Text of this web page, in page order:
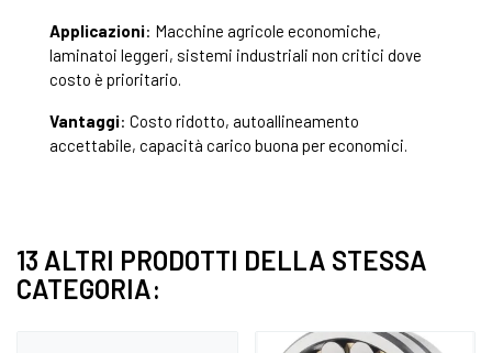
Applicazioni: Macchine agricole economiche,
laminatoi leggeri, sistemi industriali non critici dove
costo è prioritario.
Vantaggi: Costo ridotto, autoallineamento
accettabile, capacità carico buona per economici.
13 ALTRI PRODOTTI DELLA STESSA
CATEGORIA: